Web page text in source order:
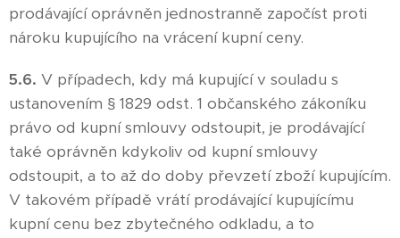
prodávající oprávněn jednostranně započíst proti
nároku kupujícího na vrácení kupní ceny.
5.6. V případech, kdy má kupující v souladu s
ustanovením § 1829 odst. 1 občanského zákoníku
právo od kupní smlouvy odstoupit, je prodávající
také oprávněn kdykoliv od kupní smlouvy
odstoupit, a to až do doby převzetí zboží kupujícím.
V takovém případě vrátí prodávající kupujícímu
kupní cenu bez zbytečného odkladu, a to